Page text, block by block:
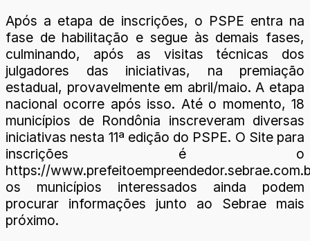
Após a etapa de inscrições, o PSPE entra na
fase de habilitação e segue às demais fases,
culminando, após as visitas técnicas dos
julgadores das iniciativas, na premiação
estadual, provavelmente em abril/maio. A etapa
nacional ocorre após isso. Até o momento, 18
municípios de Rondônia inscreveram diversas
iniciativas nesta 11ª edição do PSPE. O Site para
inscrições é o
https://
os municípios interessados ainda podem
procurar informações junto ao Sebrae mais
próximo.